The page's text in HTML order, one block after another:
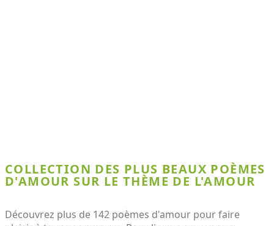
COLLECTION DES PLUS BEAUX POÈMES
D'AMOUR SUR LE THÈME DE L'AMOUR
Découvrez plus de 142 poèmes d'amour pour faire